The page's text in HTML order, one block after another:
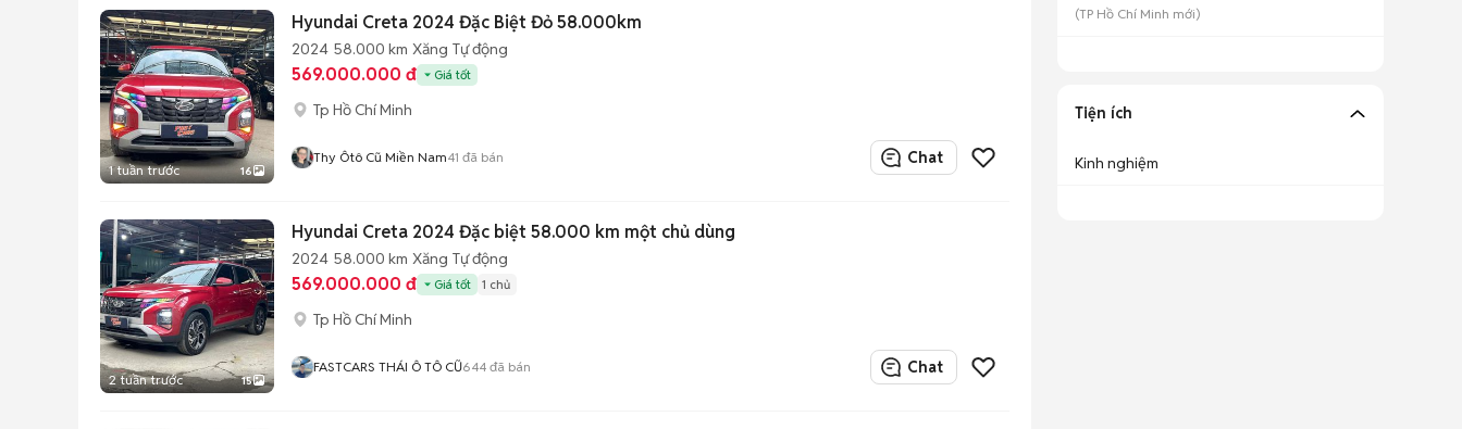
1 tuần trước 16
Hyundai Creta 2024 Đặc Biệt Đỏ 58.000km
2024 58.000 km Xăng Tự động
569.000.000 đ Giá tốt
Tp Hồ Chí Minh
Thy Ôtô Cũ Miền Nam41 đã bán Chat
2 tuần trước 15
Hyundai Creta 2024 Đặc biệt 58.000 km một chủ dùng
2024 58.000 km Xăng Tự động
569.000.000 đ Giá tốt 1 chủ
Tp Hồ Chí Minh
FASTCARS THÁI Ô TÔ CŨ644 đã bán Chat
(TP Hồ Chí Minh mới)
Tiện ích
Kinh nghiệm